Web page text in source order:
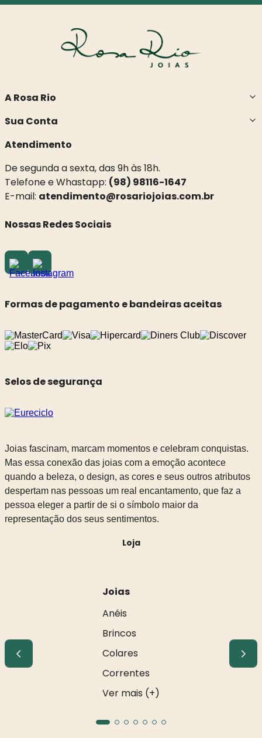
A Rosa Rio
Sua Conta
Atendimento
De segunda a sexta, das 9h às 18h.
Telefone e Whastapp: (98) 98116-1647
E-mail: atendimento@rosariojoias.com.br
Nossas Redes Sociais
Formas de pagamento e bandeiras aceitas
Selos de segurança
Joias fascinam, marcam momentos e celebram conquistas.
Mas essa conexão das joias com a emoção acontece
quando a beleza, o design, as cores e seus outros atributos
despertam nas pessoas um real encantamento, que faz a
pessoa eleger a partir de si o símbolo maior da
representação dos seus sentimentos.
Loja
Joias
Anéis
Brincos
Colares
Correntes
Ver mais (+)